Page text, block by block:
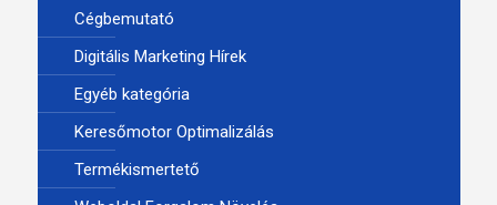
Cégbemutató
Digitális Marketing Hírek
Egyéb kategória
Keresőmotor Optimalizálás
Termékismertető